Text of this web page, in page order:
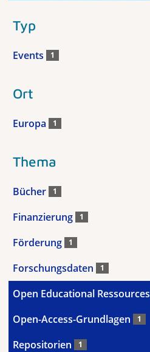
Typ
Events 1
Ort
Europa 1
Thema
Bücher 1
Finanzierung 1
Förderung 1
Forschungsdaten 1
Open Educational Ressources
Open-Access-Grundlagen 1
Repositorien 1